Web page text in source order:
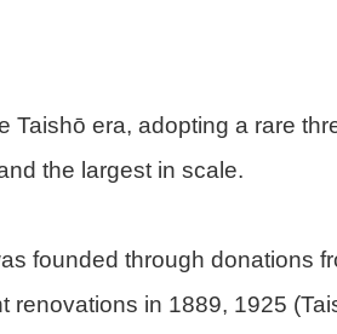
Taishō era, adopting a rare
the largest in scale.
founded through donations
in 1889, 1925